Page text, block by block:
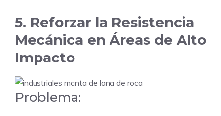
5. Reforzar la Resistencia
Mecánica en Áreas de Alto
Impacto
Problema: